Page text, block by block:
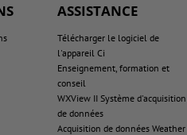
ASSISTANCE
Télécharger le logiciel de
l'appareil Ci
Enseignement, formation et
conseil
WXView II Système d'acquisition
de données
Acquisition de données Weather